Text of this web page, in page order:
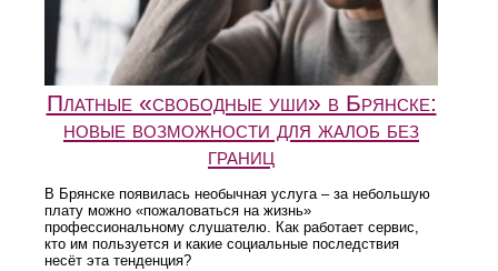
Платные «свободные уши» в Брянске:
новые возможности для жалоб без
границ
В Брянске появилась необычная услуга – за небольшую
плату можно «пожаловаться на жизнь»
профессиональному слушателю. Как работает сервис,
кто им пользуется и какие социальные последствия
несёт эта тенденция?